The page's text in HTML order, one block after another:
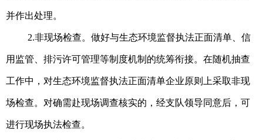
并作出处理。
2.非现场检查。做好与生态环境监督执法正面清单、信
用监管、排污许可管理等制度机制的统筹衔接。在随机抽查
工作中，对生态环境监督执法正面清单企业原则上采取非现
场检查。对确需赴现场调查核实的，经支队领导同意后，可
进行现场执法检查。